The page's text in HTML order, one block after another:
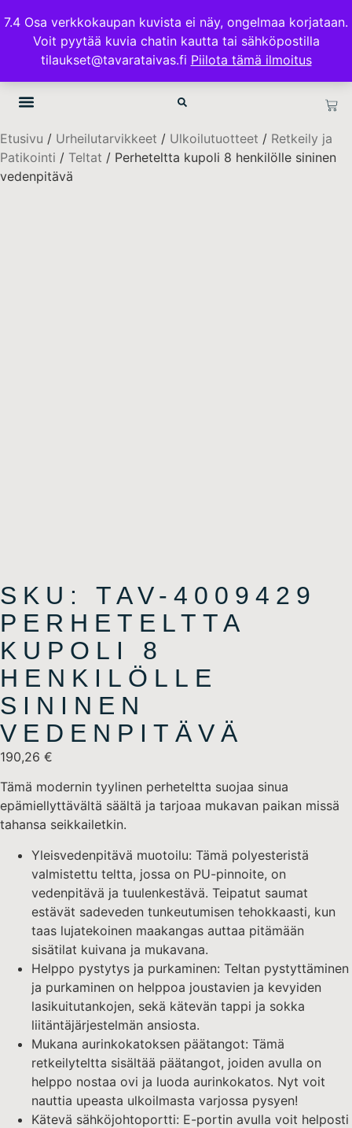
7.4 Osa verkkokaupan kuvista ei näy, ongelmaa korjataan.
Voit pyytää kuvia chatin kautta tai sähköpostilla
tilaukset@tavarataivas.fi Piilota tämä ilmoitus
ILMAINEN TOIMITUS 100€ TILAUKSISSA
TAVARATAIVAS.FI
Etusivu / Urheilutarvikkeet / Ulkoilutuotteet / Retkeily ja
Patikointi / Teltat / Perheteltta kupoli 8 henkilölle sininen
vedenpitävä
SKU: TAV-4009429
PERHETELTTA
KUPOLI 8
HENKILÖLLE
SININEN
VEDENPITÄVÄ
190,26 €
Tämä modernin tyylinen perheteltta suojaa sinua
epämiellyttävältä säältä ja tarjoaa mukavan paikan missä
tahansa seikkailetkin.
Yleisvedenpitävä muotoilu: Tämä polyesteristä
valmistettu teltta, jossa on PU-pinnoite, on
vedenpitävä ja tuulenkestävä. Teipatut saumat
estävät sadeveden tunkeutumisen tehokkaasti, kun
taas lujatekoinen maakangas auttaa pitämään
sisätilat kuivana ja mukavana.
Helppo pystytys ja purkaminen: Teltan pystyttäminen
ja purkaminen on helppoa joustavien ja kevyiden
lasikuitutankojen, sekä kätevän tappi ja sokka
liitäntäjärjestelmän ansiosta.
Mukana aurinkokatoksen päätangot: Tämä
retkeilyteltta sisältää päätangot, joiden avulla on
helppo nostaa ovi ja luoda aurinkokatos. Nyt voit
nauttia upeasta ulkoilmasta varjossa pysyen!
Kätevä sähköjohtoportti: E-portin avulla voit helposti